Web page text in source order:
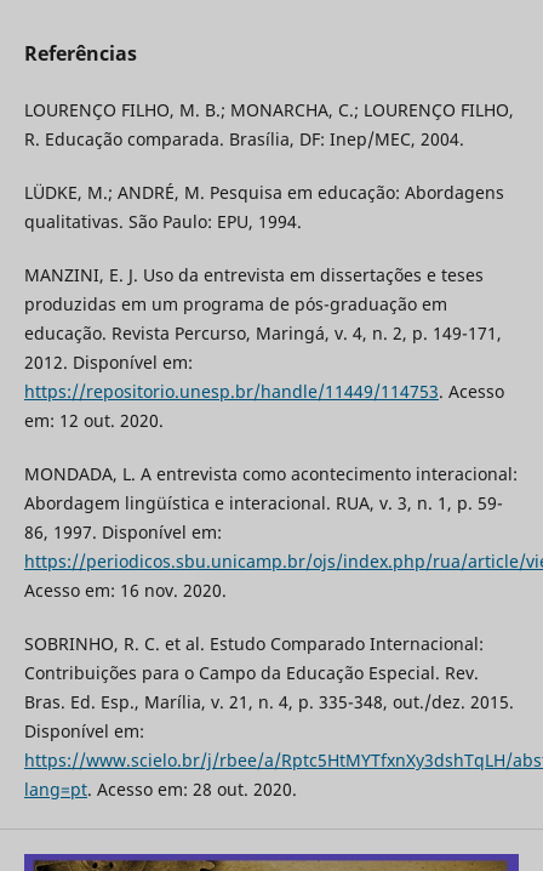
Referências
LOURENÇO FILHO, M. B.; MONARCHA, C.; LOURENÇO FILHO,
R. Educação comparada. Brasília, DF: Inep/MEC, 2004.
LÜDKE, M.; ANDRÉ, M. Pesquisa em educação: Abordagens
qualitativas. São Paulo: EPU, 1994.
MANZINI, E. J. Uso da entrevista em dissertações e teses
produzidas em um programa de pós-graduação em
educação. Revista Percurso, Maringá, v. 4, n. 2, p. 149-171,
2012. Disponível em:
https://repositorio.unesp.br/handle/11449/114753. Acesso
em: 12 out. 2020.
MONDADA, L. A entrevista como acontecimento interacional:
Abordagem lingüística e interacional. RUA, v. 3, n. 1, p. 59-
86, 1997. Disponível em:
https://periodicos.sbu.unicamp.br/ojs/index.php/rua/article/
Acesso em: 16 nov. 2020.
SOBRINHO, R. C. et al. Estudo Comparado Internacional:
Contribuições para o Campo da Educação Especial. Rev.
Bras. Ed. Esp., Marília, v. 21, n. 4, p. 335-348, out./dez. 2015.
Disponível em:
https://www.scielo.br/j/rbee/a/Rptc5HtMYTfxnXy3dshTqLH/
lang=pt. Acesso em: 28 out. 2020.